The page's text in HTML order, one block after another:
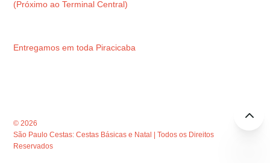
(Próximo ao Terminal Central)
Entregamos em toda Piracicaba
© 2026
São Paulo Cestas: Cestas Básicas e Natal | Todos os Direitos
Reservados